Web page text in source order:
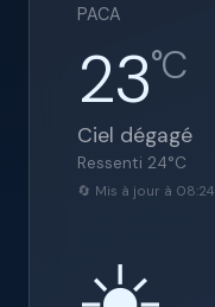
PACA
23°C
Ciel dégagé
Ressenti 24°C
🔄 Mis à jour à 08:24